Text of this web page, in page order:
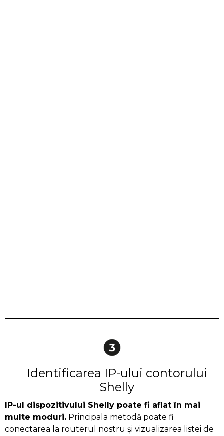
Identificarea IP-ului contorului
Shelly
IP-ul dispozitivului Shelly poate fi aflat în mai
multe moduri. Principala metodă poate fi
conectarea la routerul nostru și vizualizarea listei de